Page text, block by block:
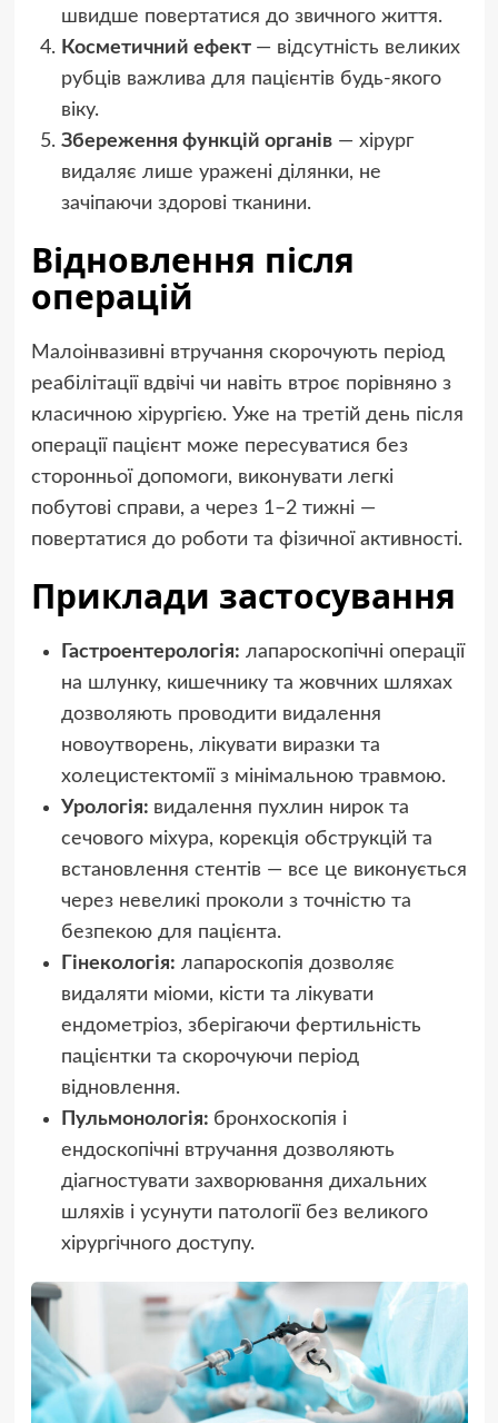
швидше повертатися до звичного життя.
Косметичний ефект — відсутність великих
рубців важлива для пацієнтів будь-якого
віку.
Збереження функцій органів— хірург
видаляє лише уражені ділянки, не
зачіпаючи здорові тканини.
Відновлення після
операцій
Малоінвазивні втручання скорочують період
реабілітації вдвічі чи навіть втроє порівняно з
класичною хірургією. Уже на третій день після
операції пацієнт може пересуватися без
сторонньої допомоги, виконувати легкі
побутові справи, а через 1–2 тижні —
повертатися до роботи та фізичної активності.
Приклади застосування
Гастроентерологія: лапароскопічні операції
на шлунку, кишечнику та жовчних шляхах
дозволяють проводити видалення
новоутворень, лікувати виразки та
холецистектомії з мінімальною травмою.
Урологія: видалення пухлин нирок та
сечового міхура, корекція обструкцій та
встановлення стентів — все це виконується
через невеликі проколи з точністю та
безпекою для пацієнта.
Гінекологія: лапароскопія дозволяє
видаляти міоми, кісти та лікувати
ендометріоз, зберігаючи фертильність
пацієнтки та скорочуючи період
відновлення.
Пульмонологія: бронхоскопія і
ендоскопічні втручання дозволяють
діагностувати захворювання дихальних
шляхів і усунути патології без великого
хірургічного доступу.